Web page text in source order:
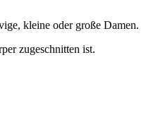
kleine oder große Damen.
zugeschnitten ist.